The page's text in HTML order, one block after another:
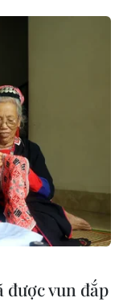
giới
không còn
xã hội cho trẻ
có thể trở
được vun đắp